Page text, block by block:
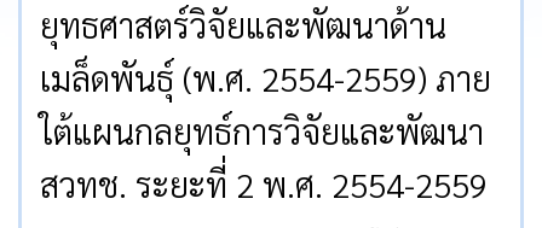
ยุทธศาสตร์วิจัยและพัฒนาด้าน
เมล็ดพันธุ์ (พ.ศ. 2554-2559) ภาย
ใต้แผนกลยุทธ์การวิจัยและพัฒนา
สวทช. ระยะที่ 2 พ.ศ. 2554-2559